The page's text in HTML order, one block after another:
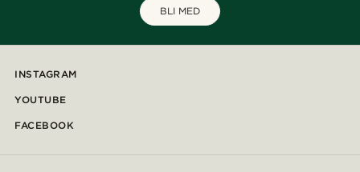
BLI MED
INSTAGRAM
YOUTUBE
FACEBOOK